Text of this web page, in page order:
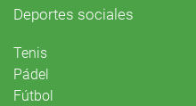
Deportes sociales
Tenis
Pádel
Fútbol